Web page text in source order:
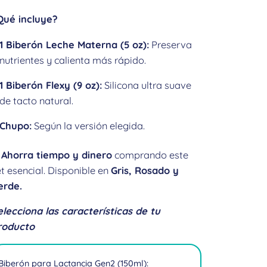
incluye?
1 Biberón Leche Materna (5 oz): Preserva
nutrientes y calienta más rápido.
1 Biberón Flexy (9 oz): Silicona ultra suave
de tacto natural.
Chupo: Según la versión elegida.
Ahorra tiempo y dinerocomprando este
esencial. Disponible en Gris, Rosado y
las características de tu
para Lactancia Gen2 (150ml):